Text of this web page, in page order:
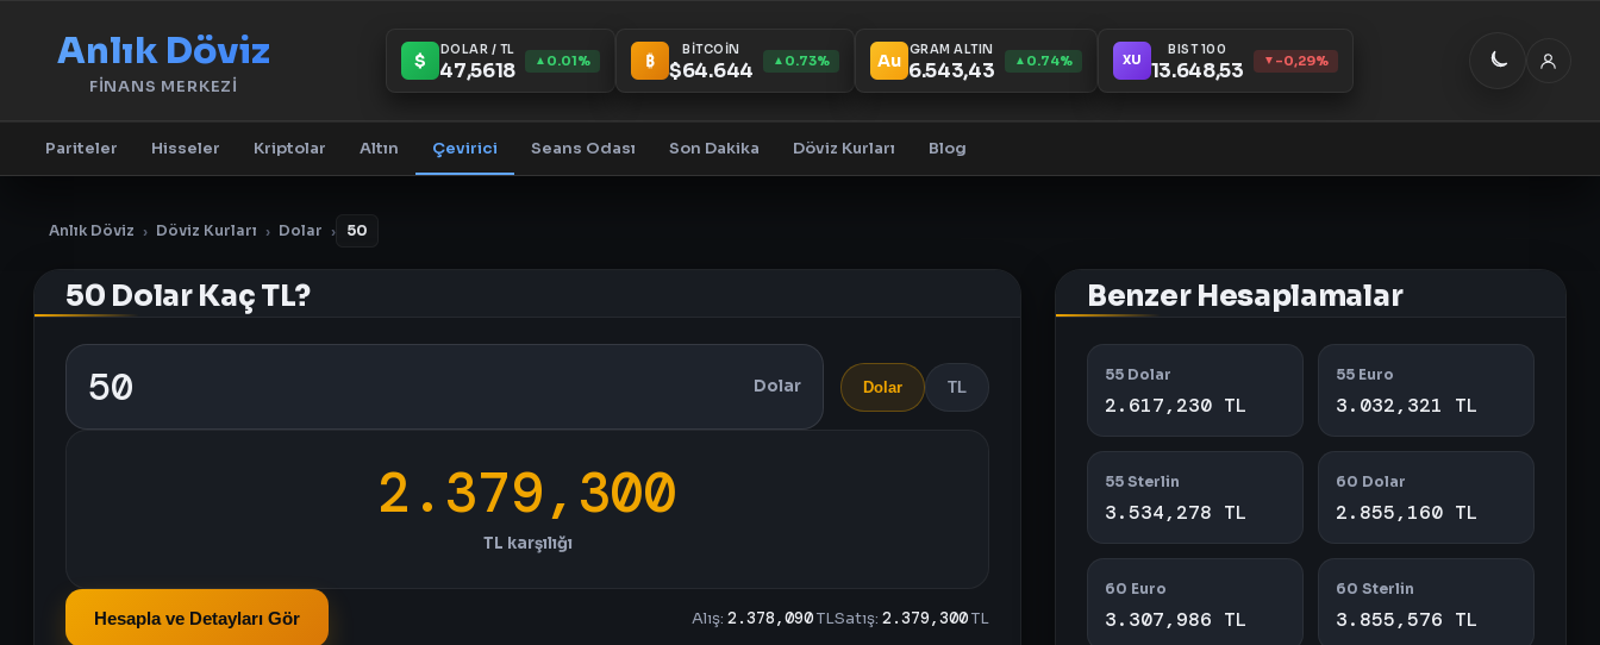
Anlık Döviz
FİNANS MERKEZİ
$
DOLAR / TL
47,5618 ▲ 0.01% ₿
BİTCOİN
$64.644 ▲ 0.73% Au
GRAM ALTIN
6.543,43 ▲ 0.74% XU
BIST 100
13.648,53 ▼ -0,29%
Pariteler Hisseler Kriptolar Altın Çevirici Seans Odası Son Dakika Döviz Kurları Blog
Anlık Döviz › Döviz Kurları › Dolar › 50
50 Dolar Kaç TL?
Dolar Dolar TL
2.379,300
TL karşılığı
Hesapla ve Detayları Gör Alış: 2.378,090TLSatış: 2.379,300TL
Benzer Hesaplamalar
55 Dolar
2.617,230 TL
55 Euro
3.032,321 TL
55 Sterlin
3.534,278 TL
60 Dolar
2.855,160 TL
60 Euro
3.307,986 TL
60 Sterlin
3.855,576 TL